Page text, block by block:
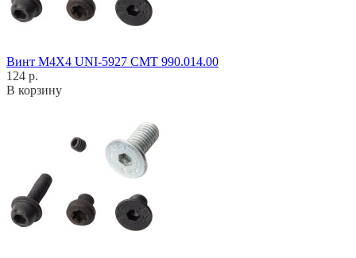
Винт M4X4 UNI-5927 CMT 990.014.00
124 р.
В корзину